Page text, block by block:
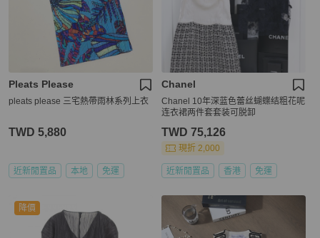
Pleats Please
pleats please 三宅熱帶雨林系列上衣
TWD 5,880
近新閒置品 本地 免運
Chanel
Chanel 10年深蓝色蕾丝蝴蝶结粗花呢
连衣裙两件套套装可脱卸
TWD 75,126
現折 2,000
近新閒置品 香港 免運
降價